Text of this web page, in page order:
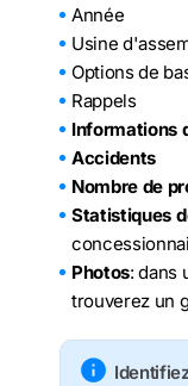
Année
Usine
Options de
Rappels
Informations
Accidents
Nombre de
Statistiques
Photos: dans
trouverez un